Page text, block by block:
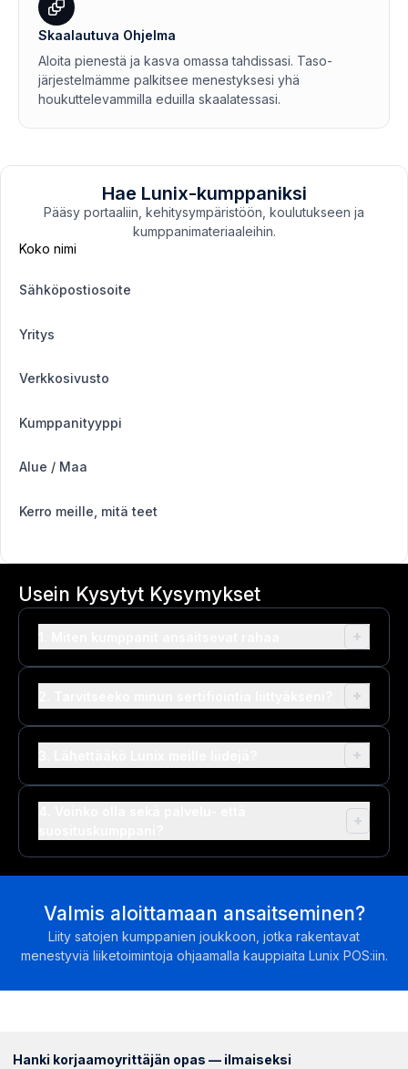
Skaalautuva Ohjelma
Aloita pienestä ja kasva omassa tahdissasi. Taso-
järjestelmämme palkitsee menestyksesi yhä
houkuttelevammilla eduilla skaalatessasi.
Hae Lunix-kumppaniksi
Pääsy portaaliin, kehitysympäristöön, koulutukseen ja
kumppanimateriaaleihin.
Koko nimi
Sähköpostiosoite
Yritys
Verkkosivusto
Kumppanityyppi
Alue / Maa
Kerro meille, mitä teet
Usein Kysytyt Kysymykset
+
+
+
+
Valmis aloittamaan ansaitseminen?
Liity satojen kumppanien joukkoon, jotka rakentavat
menestyviä liiketoimintoja ohjaamalla kauppiaita Lunix POS:iin.
Hanki korjaamoyrittäjän opas — ilmaiseksi